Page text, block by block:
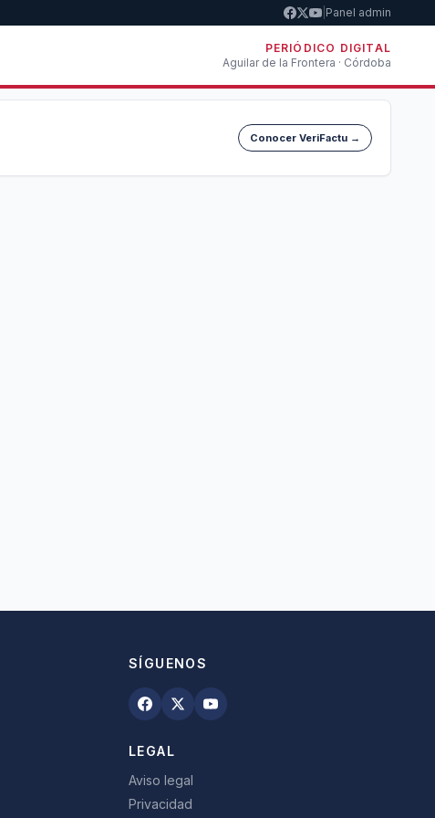
Panel admin
PERIÓDICO DIGITAL
Aguilar de la Frontera · Córdoba
Conocer VeriFactu →
SÍGUENOS
LEGAL
Aviso legal
Privacidad